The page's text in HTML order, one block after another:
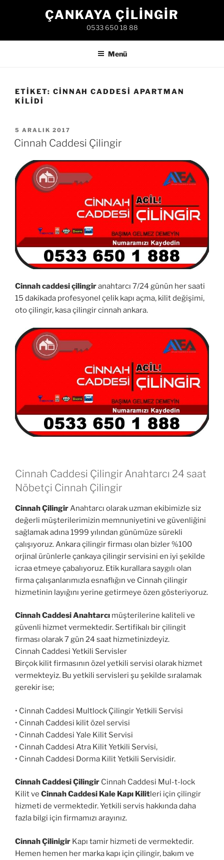
ÇANKAYA ÇILINGIR
0533 650 18 88
Menü
ETIKET: CINNAH CADDESI APARTMAN
KILIDI
YAYIM
TARIHI
5 ARALIK 2017
Cinnah Caddesi Çilingir
Cinnah caddesi çilingiranahtarcı 7/24 günün her saati
15 dakikada profesyonel çelik kapı açma, kilit değişimi,
oto çilingir, kasa çilingir cinnah ankara.
Cinnah Caddesi Çilingir Anahtarcı 24 saat
Nöbetçi Cinnah Çilingir
Cinnah ÇilingirAnahtarcı olarak uzman ekibimizle siz
değerli müşterilerimizin memnuniyetini ve güvenliğini
sağlamak adına 1999 yılından günümüze sürekli
çalışıyoruz. Ankara çilingir firması olan bizler %100
orjinal ürünlerle çankaya çilingir servisini en iyi şekilde
icraa etmeye çabalıyoruz. Etik kurallara saygılı olan
firma çalışanlarımızla esnaflığın ve Cinnah çilingir
hizmetinin layığını yerine getirmeye özen gösteriyoruz.
Cinnah Caddesi Anahtarcı müşterilerine kaliteli ve
güvenli hizmet vermektedir. Sertifikalı bir çilingit
firması olarak 7 gün 24 saat hizmetinizdeyiz.
Cinnah Caddesi Yetkili Servisler
Birçok kilit firmasının özel yetkili servisi olarak hizmet
vermekteyiz. Bu yetkili servisleri şu şekilde sıralamak
gerekir ise;
• Cinnah Caddesi Multlock Çilingir Yetkili Servisi
• Cinnah Caddesi kilit özel servisi
• Cinnah Caddesi Yale Kilit Servisi
• Cinnah Caddesi Atra Kilit Yetkili Servisi,
• Cinnah Caddesi Dorma Kilit Yetkili Servisidir.
Cinnah Caddesi Çilingir Cinnah Caddesi Mul-t-lock
Kilit ve Cinnah Caddesi Kale Kapı Kilit leri için çilingir
hizmeti de vermektedir. Yetkili servis hakkında daha
fazla bilgi için firmamızı arayınız.
Cinnah Çilinigir Kapı tamir hizmeti de vermektedir.
Hemen hemen her marka kapı için çilingir, bakım ve